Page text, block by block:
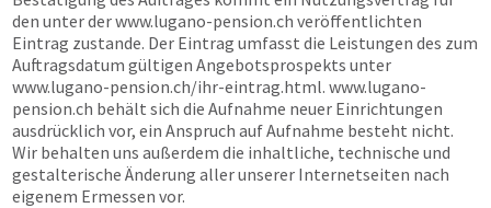
den unter derwww.lugano-pension.ch veröffentlichten
Eintrag zustande. Der Eintrag umfasst die Leistungen des zum
Auftragsdatum gültigen Angebotsprospekts unter
www.lugano-pension.ch/ihr-eintrag.html. www.lugano-
pension.ch behält sich die Aufnahme neuer Einrichtungen
ausdrücklich vor, ein Anspruch auf Aufnahme besteht nicht.
Wir behalten uns außerdem die inhaltliche, technische und
gestalterische Änderung aller unserer Internetseiten nach
eigenem Ermessen vor.